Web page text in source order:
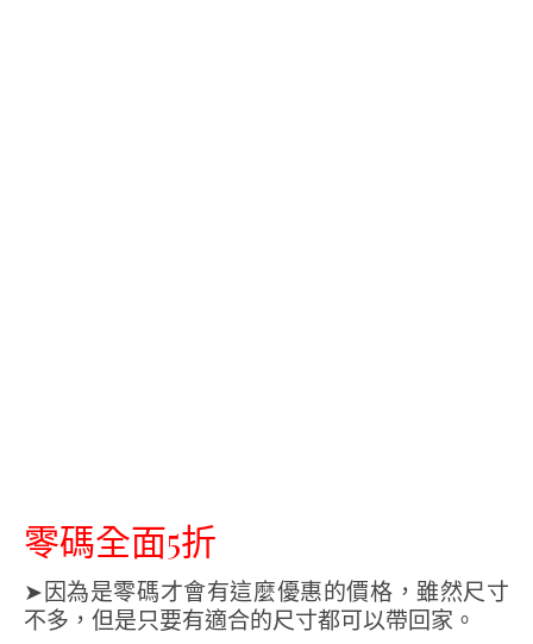
零碼全面5折
➤因為是零碼才會有這麼優惠的價格，雖然尺寸
不多，但是只要有適合的尺寸都可以帶回家。